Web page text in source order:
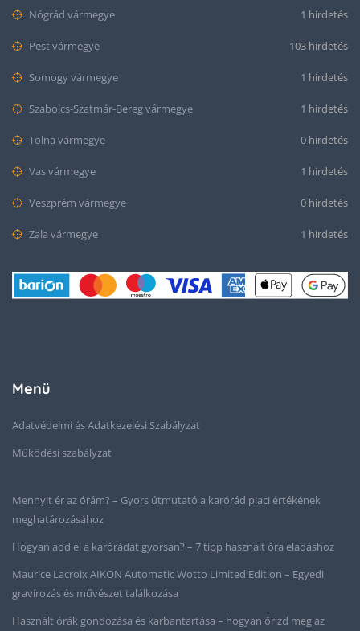
Nógrád vármegye 1 hirdetés
Pest vármegye 103 hirdetés
Somogy vármegye 1 hirdetés
Szabolcs-Szatmár-Bereg vármegye 1 hirdetés
Tolna vármegye 0 hirdetés
Vas vármegye 1 hirdetés
Veszprém vármegye 0 hirdetés
Zala vármegye 1 hirdetés
Menü
Adatvédelmi és Adatkezelési Szabályzat
Működési szabályzat
Mennyit ér az órám? – Gyors útmutató a karórád piaci értékének
meghatározásához
Hogyan add el a karórádat gyorsan? – 7 tipp használt óra eladáshoz
Maurice Lacroix AIKON Automatic Wotto Limited Edition – Egyedi
gravírozás és művészet találkozása
Használt órák gondozása és karbantartása – hogyan őrizd meg az